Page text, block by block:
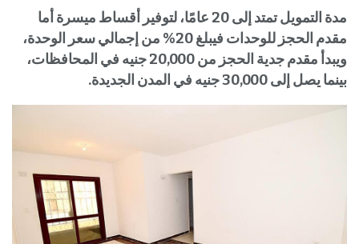
مدة التمويل تمتد إلى 20 عامًا، لتوفير أقساط ميسرة أما
مقدم الحجز للوحدات فيبلغ 20% من إجمالي سعر الوحدة،
ويبدأ مقدم جدية الحجز من 20,000 جنيه في المحافظات،
بينما يصل إلى 30,000 جنيه في المدن الجديدة.